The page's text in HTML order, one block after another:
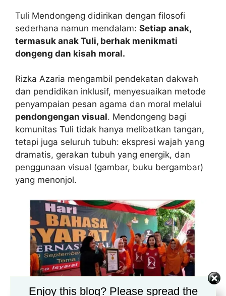
Tuli Mendongeng didirikan dengan filosofi
sederhana namun mendalam: Setiap anak,
termasuk anak Tuli, berhak menikmati
dongeng dan kisah moral.
Rizka Azaria mengambil pendekatan dakwah
dan pendidikan inklusif, menyesuaikan metode
penyampaian pesan agama dan moral melalui
pendongengan visual. Mendongeng bagi
komunitas Tuli tidak hanya melibatkan tangan,
tetapi juga seluruh tubuh: ekspresi wajah yang
dramatis, gerakan tubuh yang energik, dan
penggunaan visual (gambar, buku bergambar)
yang menonjol.
Enjoy this blog? Please spread the